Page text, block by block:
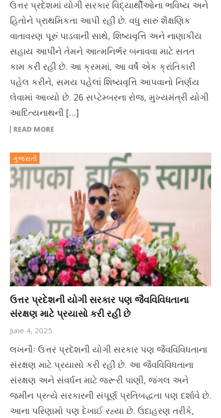
ઉત્તર પ્રદેશમાં યોગી સરકાર વિદ્યાર્થીઓના ભવિષ્ય અને
હિતોને પ્રાથમિકતા આપી રહી છે. વધુ સારું શૈક્ષણિક
વાતાવરણ પૂરું પાડવાની સાથે, શિષ્યવૃત્તિ અને નાણાકીય
સહાય આપીને તેમને આત્મનિર્ભર બનાવવા માટે સતત
કામ કરી રહી છે. આ ક્રમમાં, આ વર્ષે એક ક્રાંતિકારી
પહેલ કરીને, સમય પહેલાં શિષ્યવૃત્તિ આપવાનો નિર્ણય
લેવામાં આવ્યો છે. 26 સપ્ટેમ્બરના રોજ, મુખ્યમંત્રી યોગી
આદિત્યનાથની […]
READ MORE
ગુજરાતી
ઉત્તર પ્રદેશની યોગી સરકાર પણ જૈવવિવિધતાના
સંરક્ષણ માટે પ્રયાસો કરી રહી છે
June 4, 2025
લખનૌઃ ઉત્તર પ્રદેશની યોગી સરકાર પણ જૈવવિવિધતાના
સંરક્ષણ માટે પ્રયાસો કરી રહી છે. આ જૈવવિવિધતાના
સંરક્ષણ અને સંવર્ધન માટે જરૂરી પાણી, જંગલ અને
જમીન પ્રત્યે સરકારની સંપૂર્ણ પ્રતિબદ્ધતા પણ દર્શાવે છે.
આના પરિણામો પણ દેખાઈ રહ્યા છે. ઉદાહરણ તરીકે,